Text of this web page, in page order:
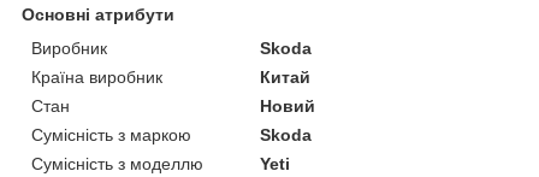
Основні атрибути
Виробник
Skoda
Країна виробник
Китай
Стан
Новий
Сумісність з маркою
Skoda
Сумісність з моделлю
Yeti